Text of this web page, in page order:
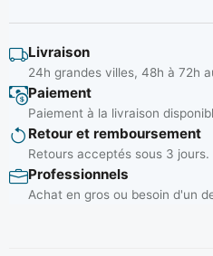
Livraison
24h grandes villes, 48h à 72h
Paiement
Paiement à la livraison
Retour et remboursement
Retours acceptés sous 3 jours.
Professionnels
Achat en gros ou besoin d'un